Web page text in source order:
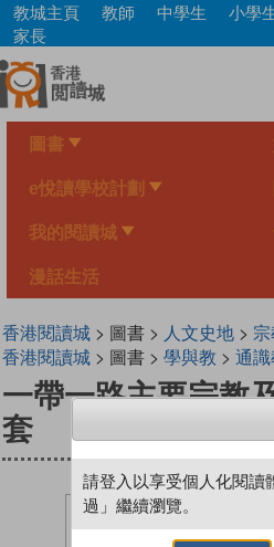
Skip
main
content
教城主頁 教師 中學生
小學
家長
圖書
e悅讀學校計劃
我的閱讀城
漫話生活
香港閱讀城> 圖書 > 人文史地>
香港閱讀城> 圖書 > 學與教 > 通
一帶一路主要宗教
套
請登入以享受個人化閱讀
過」繼續瀏覽。